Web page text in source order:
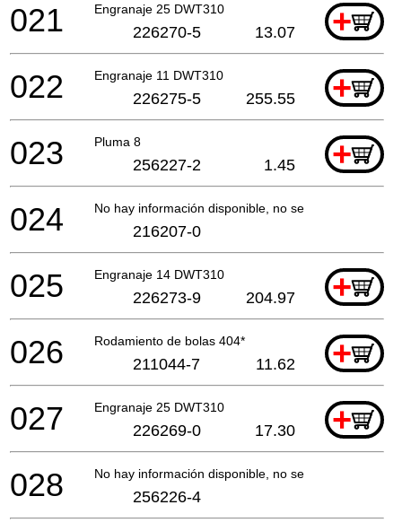
Engranaje 25 DWT310 +
021 226270-5 13.07
Engranaje 11 DWT310 +
022 226275-5 255.55
Pluma 8 +
023 256227-2 1.45
No hay información disponible, no se puede pedir
024 216207-0
Engranaje 14 DWT310 +
025 226273-9 204.97
Rodamiento de bolas 404* +
026 211044-7 11.62
Engranaje 25 DWT310 +
027 226269-0 17.30
No hay información disponible, no se puede pedir
028 256226-4